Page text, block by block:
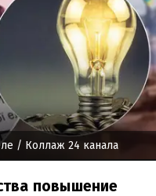
/ Коллаж 24 канала
повышение